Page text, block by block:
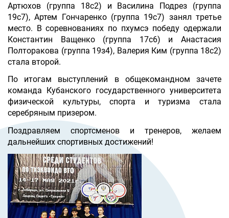
Артюхов (группа 18с2) и Василина Подрез (группа
19с7), Артем Гончаренко (группа 19с7) занял третье
место. В соревнованиях по пхумсэ победу одержали
Константин Ващенко (группа 17с6) и Анастасия
Полторакова (группа 19з4), Валерия Ким (группа 18с2)
стала второй.
По итогам выступлений в общекомандном зачете
команда Кубанского государственного университета
физической культуры, спорта и туризма стала
серебряным призером.
Поздравляем спортсменов и тренеров, желаем
дальнейших спортивных достижений!